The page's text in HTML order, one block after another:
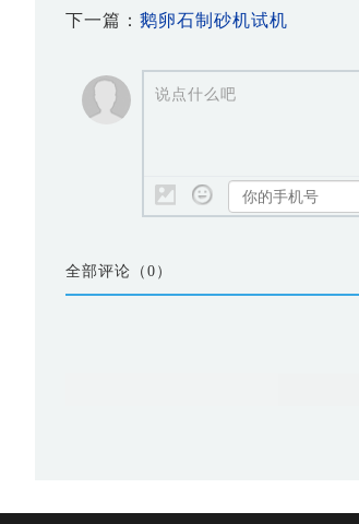
下一篇： 鹅卵石制砂机试机
说点什么吧
全部评论（ 0 ）